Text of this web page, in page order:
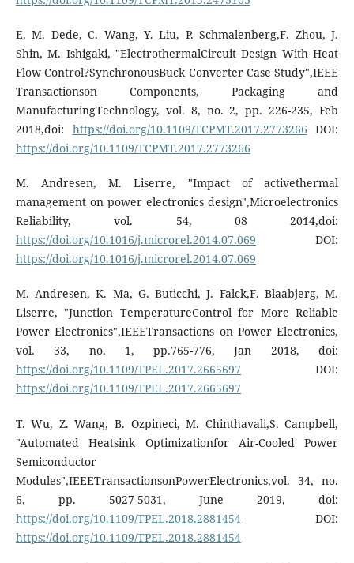
E. M. Dede, C. Wang, Y. Liu, P. Schmalenberg,F. Zhou, J.
Shin, M. Ishigaki, "ElectrothermalCircuit Design With Heat
Flow Control?SynchronousBuck Converter Case Study",IEEE
Transactionson Components, Packaging and
ManufacturingTechnology, vol. 8, no. 2, pp. 226-235, Feb
2018,doi: https://doi.org/10.1109/TCPMT.2017.2773266 DOI:
https://doi.org/10.1109/TCPMT.2017.2773266
M. Andresen, M. Liserre, "Impact of activethermal
management on power electronics design",Microelectronics
Reliability, vol. 54, 08 2014,doi:
https://doi.org/10.1016/j.microrel.2014.07.069 DOI:
https://doi.org/10.1016/j.microrel.2014.07.069
M. Andresen, K. Ma, G. Buticchi, J. Falck,F. Blaabjerg, M.
Liserre, "Junction TemperatureControl for More Reliable
Power Electronics",IEEETransactions on Power Electronics,
vol. 33, no. 1, pp.765-776, Jan 2018, doi:
https://doi.org/10.1109/TPEL.2017.2665697 DOI:
https://doi.org/10.1109/TPEL.2017.2665697
T. Wu, Z. Wang, B. Ozpineci, M. Chinthavali,S. Campbell,
"Automated Heatsink Optimizationfor Air-Cooled Power
Semiconductor
Modules",IEEETransactionsonPowerElectronics,vol. 34, no.
6, pp. 5027-5031, June 2019, doi:
https://doi.org/10.1109/TPEL.2018.2881454DOI:
https://doi.org/10.1109/TPEL.2018.2881454